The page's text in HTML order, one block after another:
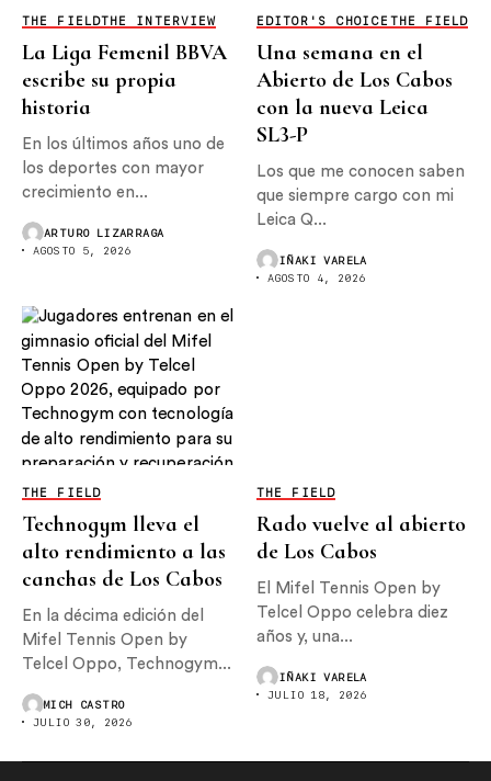
THE FIELDTHE INTERVIEW
La Liga Femenil BBVA
escribe su propia
historia
En los últimos años uno de
los deportes con mayor
crecimiento en...
ARTURO LIZARRAGA
AGOSTO 5, 2026
EDITOR'S CHOICE THE FIELD
Una semana en el
Abierto de Los Cabos
con la nueva Leica
SL3-P
Los que me conocen saben
que siempre cargo con mi
Leica Q...
IÑAKI VARELA
AGOSTO 4, 2026
THE FIELD
Technogym lleva el
alto rendimiento a las
canchas de Los Cabos
En la décima edición del
Mifel Tennis Open by
Telcel Oppo, Technogym...
MICH CASTRO
JULIO 30, 2026
THE FIELD
Rado vuelve al abierto
de Los Cabos
El Mifel Tennis Open by
Telcel Oppo celebra diez
años y, una...
IÑAKI VARELA
JULIO 18, 2026